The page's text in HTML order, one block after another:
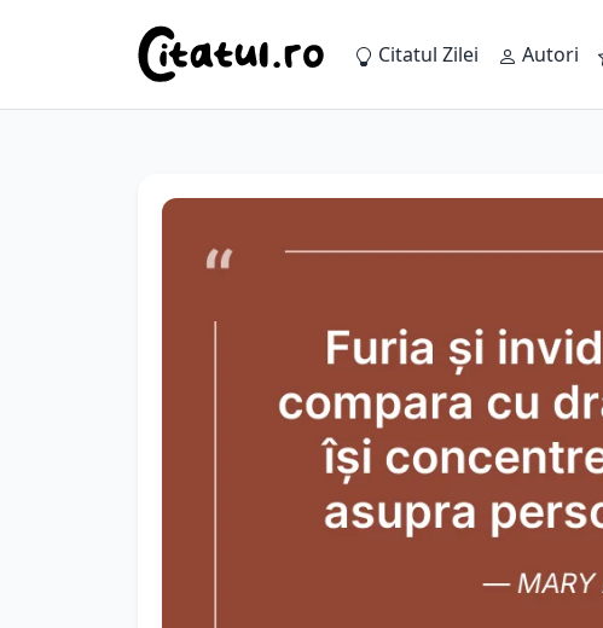
Citatul Zilei Autori